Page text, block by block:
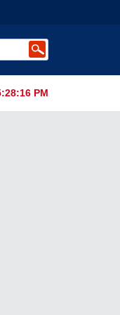
PM
Lợi Nhuận Thuộc Về